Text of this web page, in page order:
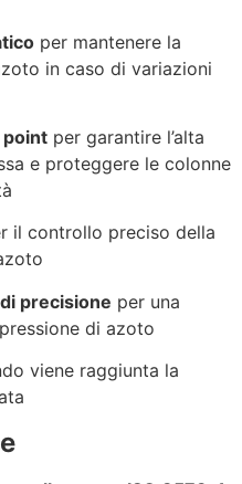
per mantenere la
in caso di variazioni
point per garantire l’alta
e proteggere le colonne
il controllo preciso della
precisione per una
di azoto
viene raggiunta la